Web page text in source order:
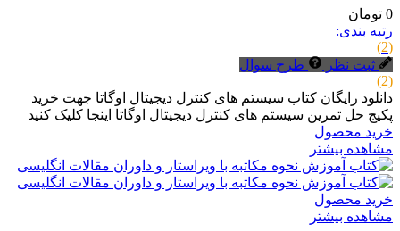
0 تومان
رتبه بندی:
(2)
ثبت نظر
طرح سوال
(2)
دانلود رایگان کتاب سیستم های کنترل دیجیتال اوگاتا جهت خرید
پکیج حل تمرین سیستم های کنترل دیجیتال اوگاتا اینجا کلیک کنید
خرید محصول
مشاهده بیشتر
خرید محصول
مشاهده بیشتر